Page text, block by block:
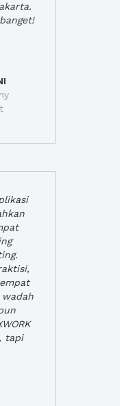
wadah
tapi